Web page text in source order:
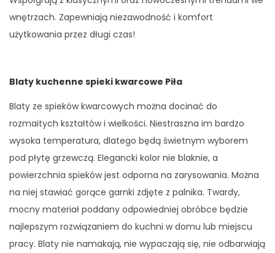
wnętrzach. Zapewniają niezawodność i komfort
użytkowania przez długi czas!
Blaty kuchenne spieki kwarcowe Piła
Blaty ze spieków kwarcowych można docinać do
rozmaitych kształtów i wielkości. Niestraszna im bardzo
wysoka temperatura, dlatego będą świetnym wyborem
pod płytę grzewczą. Elegancki kolor nie blaknie, a
powierzchnia spieków jest odporna na zarysowania. Można
na niej stawiać gorące garnki zdjęte z palnika. Twardy,
mocny materiał poddany odpowiedniej obróbce będzie
najlepszym rozwiązaniem do kuchni w domu lub miejscu
pracy. Blaty nie namakają, nie wypaczają się, nie odbarwiają